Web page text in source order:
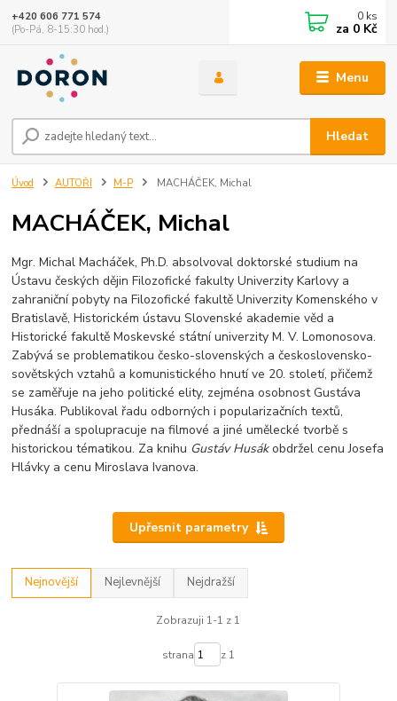
Menu
Hledat
+420 606 771 574
(Po-Pá, 8-15:30 hod.)
0 ks
za 0 Kč
Úvod AUTOŘI M-P MACHÁČEK, Michal
MACHÁČEK, Michal
Mgr. Michal Macháček, Ph.D. absolvoval doktorské studium na
Ústavu českých dějin Filozofické fakulty Univerzity Karlovy a
zahraniční pobyty na Filozofické fakultě Univerzity Komenského v
Bratislavě, Historickém ústavu Slovenské akademie věd a
Historické fakultě Moskevské státní univerzity M. V. Lomonosova.
Zabývá se problematikou česko-slovenských a československo-
sovětských vztahů a komunistického hnutí ve 20. století, přičemž
se zaměřuje na jeho politické elity, zejména osobnost Gustáva
Husáka. Publikoval řadu odborných i popularizačních textů,
přednáší a spolupracuje na filmové a jiné umělecké tvorbě s
historickou tématikou. Za knihu Gustáv Husákobdržel cenu Josefa
Hlávky a cenu Miroslava Ivanova.
Upřesnit parametry
Nejnovější Nejlevnější Nejdražší
Zobrazuji 1-1 z 1
strana z 1